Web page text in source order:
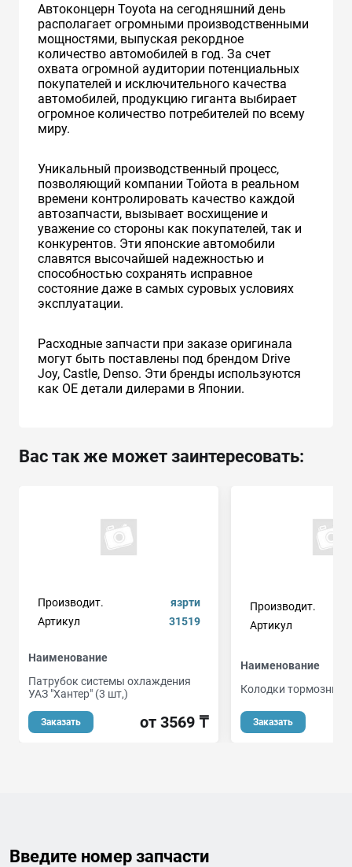
Автоконцерн Toyota на сегодняшний день
располагает огромными производственными
мощностями, выпуская рекордное
количество автомобилей в год. За счет
охвата огромной аудитории потенциальных
покупателей и исключительного качества
автомобилей, продукцию гиганта выбирает
огромное количество потребителей по всему
миру.
Уникальный производственный процесс,
позволяющий компании Тойота в реальном
времени контролировать качество каждой
автозапчасти, вызывает восхищение и
уважение со стороны как покупателей, так и
конкурентов. Эти японские автомобили
славятся высочайшей надежностью и
способностью сохранять исправное
состояние даже в самых суровых условиях
эксплуатации.
Расходные запчасти при заказе оригинала
могут быть поставлены под брендом Drive
Joy, Castle, Denso. Эти бренды используются
как ОЕ детали дилерами в Японии.
Вас так же может заинтересовать:
Производит.
язрти
Артикул
31519
Наименование
Патрубок системы охлаждения
УАЗ "Хантер" (3 шт,)
Заказать от 3569 ₸
Производит.
Артикул
Наименование
Колодки тормозные
Заказать
Введите номер запчасти